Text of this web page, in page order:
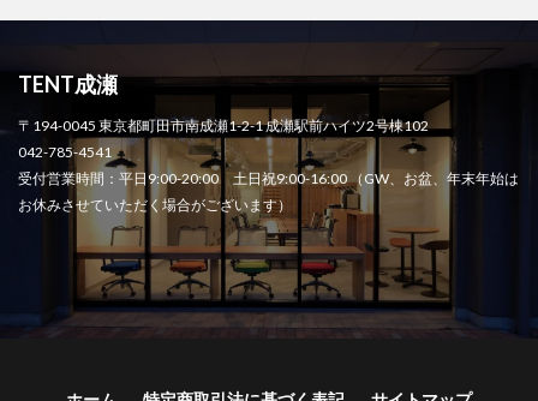
TENT成瀬
〒194-0045 東京都町田市南成瀬1-2-1 成瀬駅前ハイツ2号棟102
042-785-4541
受付営業時間：平日9:00-20:00 土日祝9:00-16:00 （GW、お盆、年末年始は
お休みさせていただく場合がございます）